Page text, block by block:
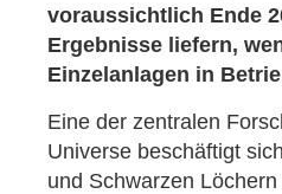
voraussichtlich Ende
Ergebnisse liefern,
Einzelanlagen in
Eine der zentralen
Universe beschäftigt
und Schwarzen